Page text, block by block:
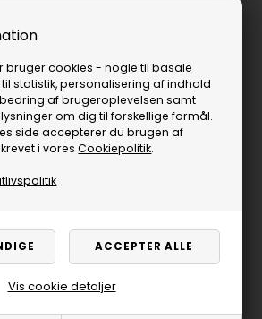
bruger cookies - nogle til basale
statistik, personalisering af indhold
af brugeroplevelsen samt
om dig til forskellige formål.
side accepterer du brugen af
i voresCookiepolitik.
Vis cookie detaljer